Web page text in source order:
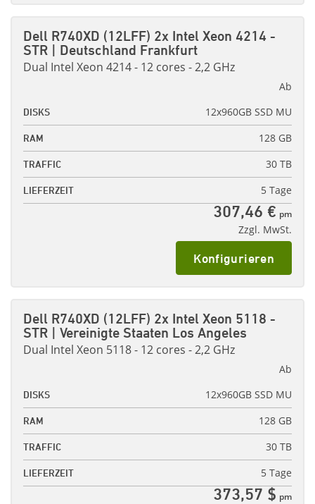
Dell R740XD (12LFF) 2x Intel Xeon 4214 -
STR | Deutschland Frankfurt
Dual Intel Xeon 4214 - 12 cores - 2,2 GHz
Ab
12x960GB SSD MU
DISKS
128 GB
RAM
30 TB
TRAFFIC
5 Tage
LIEFERZEIT
307,46 € pm
Zzgl. MwSt.
Konfigurieren
Dell R740XD (12LFF) 2x Intel Xeon 5118 -
STR | Vereinigte Staaten Los Angeles
Dual Intel Xeon 5118 - 12 cores - 2,2 GHz
Ab
12x960GB SSD MU
DISKS
128 GB
RAM
30 TB
TRAFFIC
5 Tage
LIEFERZEIT
373,57 $ pm